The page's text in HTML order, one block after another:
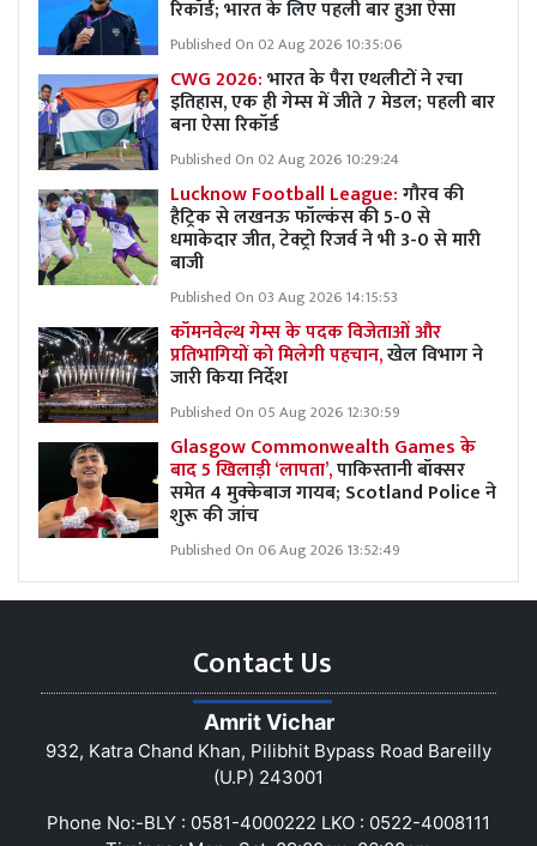
रिकॉर्ड; भारत के लिए पहली बार हुआ ऐसा
Published On 02 Aug 2026 10:35:06
CWG 2026:भारत के पैरा एथलीटों ने रचा
इतिहास, एक ही गेम्स में जीते 7 मेडल; पहली बार
बना ऐसा रिकॉर्ड
Published On 02 Aug 2026 10:29:24
Lucknow Football League:गौरव की
हैट्रिक से लखनऊ फॉल्कंस की 5-0 से
धमाकेदार जीत, टेक्ट्रो रिजर्व ने भी 3-0 से मारी
बाजी
Published On 03 Aug 2026 14:15:53
कॉमनवेल्थ गेम्स के पदक विजेताओं और
प्रतिभागियों को मिलेगी पहचान,खेल विभाग ने
जारी किया निर्देश
Published On 05 Aug 2026 12:30:59
Glasgow Commonwealth Games के
बाद 5 खिलाड़ी ‘लापता’,पाकिस्तानी बॉक्सर
समेत 4 मुक्केबाज गायब; Scotland Police ने
शुरू की जांच
Published On 06 Aug 2026 13:52:49
Contact Us
Amrit Vichar
932, Katra Chand Khan, Pilibhit Bypass Road Bareilly
(U.P) 243001
Phone No:-BLY : 0581-4000222 LKO : 0522-4008111